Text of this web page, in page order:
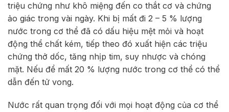
triệu chứng như khô miệng đến co thắt cơ và chứng
ảo giác trong vài ngày. Khi bị mất đi 2 – 5 % lượng
nước trong cơ thể đã có dấu hiệu mệt mỏi và hoạt
động thể chất kém, tiếp theo đó xuất hiện các triệu
chứng thở dốc, tăng nhịp tim, suy nhược và chóng
mặt. Nếu để mất 20 % lượng nước trong cơ thể có thể
dẫn đến tử vong.
Nước rất quan trọng đối với mọi hoạt động của cơ thể